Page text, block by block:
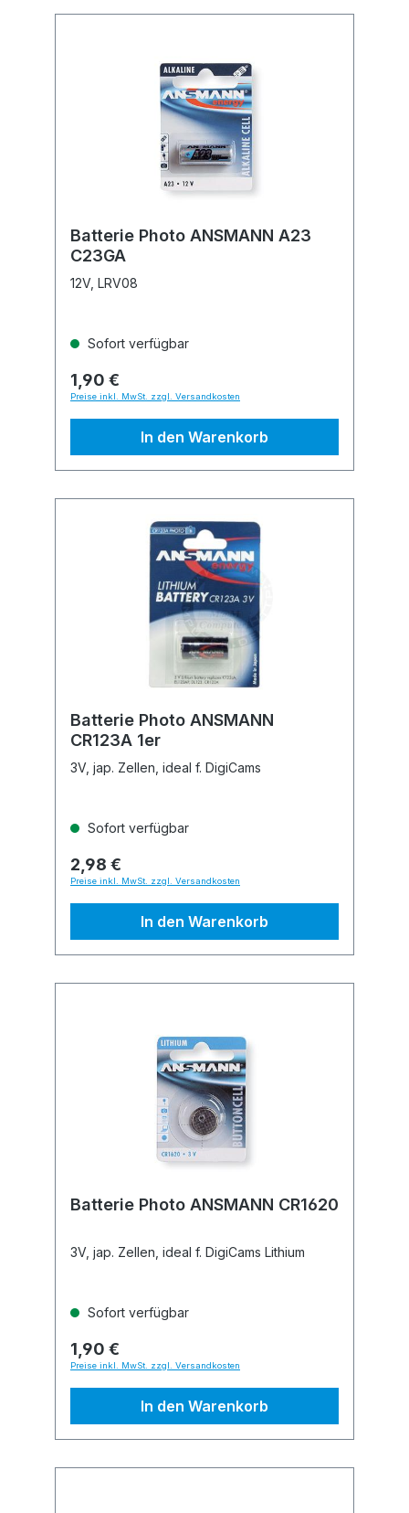
Batterie Photo ANSMANN A23
C23GA
12V, LRV08
Sofort verfügbar
1,90 €
Preise inkl. MwSt. zzgl. Versandkosten
In den Warenkorb
Batterie Photo ANSMANN
CR123A 1er
3V, jap. Zellen, ideal f. DigiCams
Sofort verfügbar
2,98 €
Preise inkl. MwSt. zzgl. Versandkosten
In den Warenkorb
Batterie Photo ANSMANN CR1620
3V, jap. Zellen, ideal f. DigiCams Lithium
Sofort verfügbar
1,90 €
Preise inkl. MwSt. zzgl. Versandkosten
In den Warenkorb